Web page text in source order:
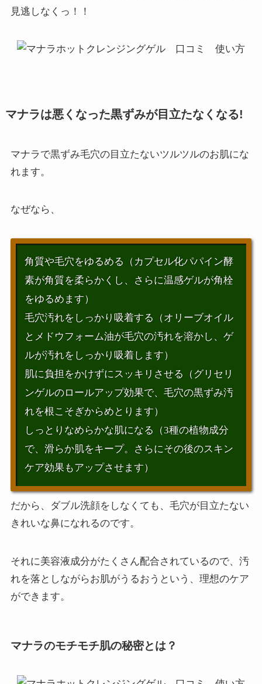
見逃しなくっ！！
マナラは悪くなった黒ずみが目立たなくなる!
マナラで黒ずみ毛穴の目立たないツルツルのお肌にな
れます。
なぜなら、
角質や毛穴をゆるめる（カプセル化パパイン酵
素が角質を柔らかくし、さらに温感ゲルが角栓
をゆるめます）
毛穴汚れをしっかり吸着する（オリーブオイル
とメドウフォーム油が毛穴の汚れを溶かし、ゲ
ルが汚れをしっかり吸着します）
肌に負担をかけずにスッキリさせる（グリセリ
ンゲルのロールアップ効果で、毛穴の黒ずみ汚
れを根こそぎからめとります）
しっとりなめらかな肌になる（3種の植物成分
で、滑らか肌をキープ。さらにその後のスキン
ケア効果もアップさせます）
だから、ダブル洗顔をしなくても、毛穴が目立たない
きれいな鼻になれるのです。
それに美容液成分がたくさん配合されているので、汚
れを落としながらお肌がうるおうという、理想のケア
ができます。
マナラのモチモチ肌の秘密とは？